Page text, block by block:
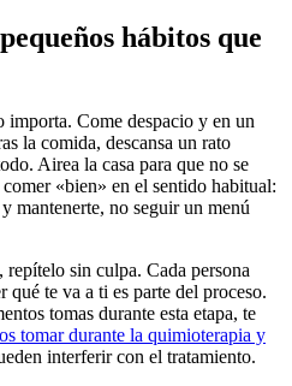
hábitos que
importa. Come despacio y en un
la comida, descansa un rato
Airea la casa para que no se
«bien» en el sentido habitual:
mantenerte, no seguir un menú
sin culpa. Cada persona
qué te va a ti es parte del proceso.
tomas durante esta etapa, te
tomar durante la quimioterapia y
interferir con el tratamiento.